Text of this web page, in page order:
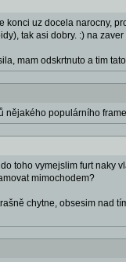
uz docela narocny,
tak asi dobry. :) na
mam odskrtnuto a tim
nějakého populárního
toho vymejslim furt naky
mimochodem?
chytne, obsesim nad